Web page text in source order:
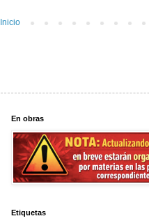
Inicio
En obras
Etiquetas